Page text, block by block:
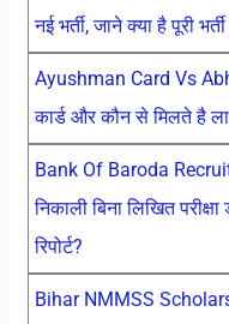
नई भर्ती, जाने क्या है पूरी
Ayushman Card Vs
कार्ड और कौन से मिलते है
Bank Of Baroda
निकाली बिना लिखित
रिपोर्ट?
Bihar NMMSS